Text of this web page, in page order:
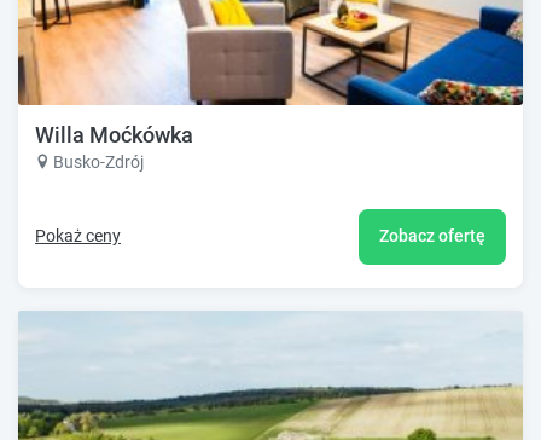
Willa Moćkówka
Busko-Zdrój
Pokaż ceny Zobacz ofertę